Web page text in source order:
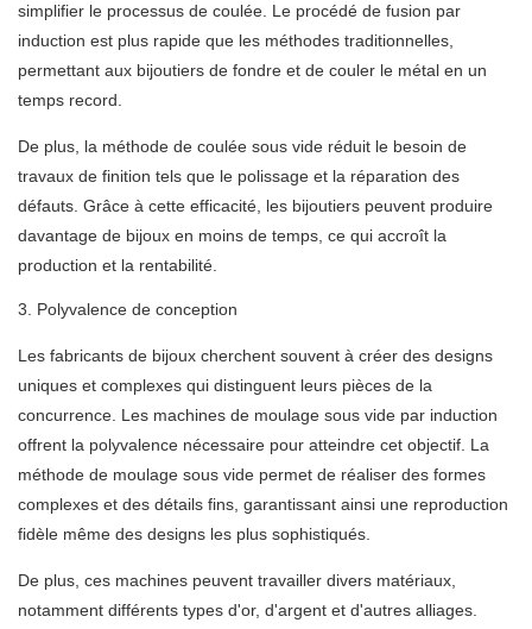
simplifier le processus de coulée. Le procédé de fusion par
induction est plus rapide que les méthodes traditionnelles,
permettant aux bijoutiers de fondre et de couler le métal en un
temps record.
De plus, la méthode de coulée sous vide réduit le besoin de
travaux de finition tels que le polissage et la réparation des
défauts. Grâce à cette efficacité, les bijoutiers peuvent produire
davantage de bijoux en moins de temps, ce qui accroît la
production et la rentabilité.
3. Polyvalence de conception
Les fabricants de bijoux cherchent souvent à créer des designs
uniques et complexes qui distinguent leurs pièces de la
concurrence. Les machines de moulage sous vide par induction
offrent la polyvalence nécessaire pour atteindre cet objectif. La
méthode de moulage sous vide permet de réaliser des formes
complexes et des détails fins, garantissant ainsi une reproduction
fidèle même des designs les plus sophistiqués.
De plus, ces machines peuvent travailler divers matériaux,
notamment différents types d'or, d'argent et d'autres alliages.